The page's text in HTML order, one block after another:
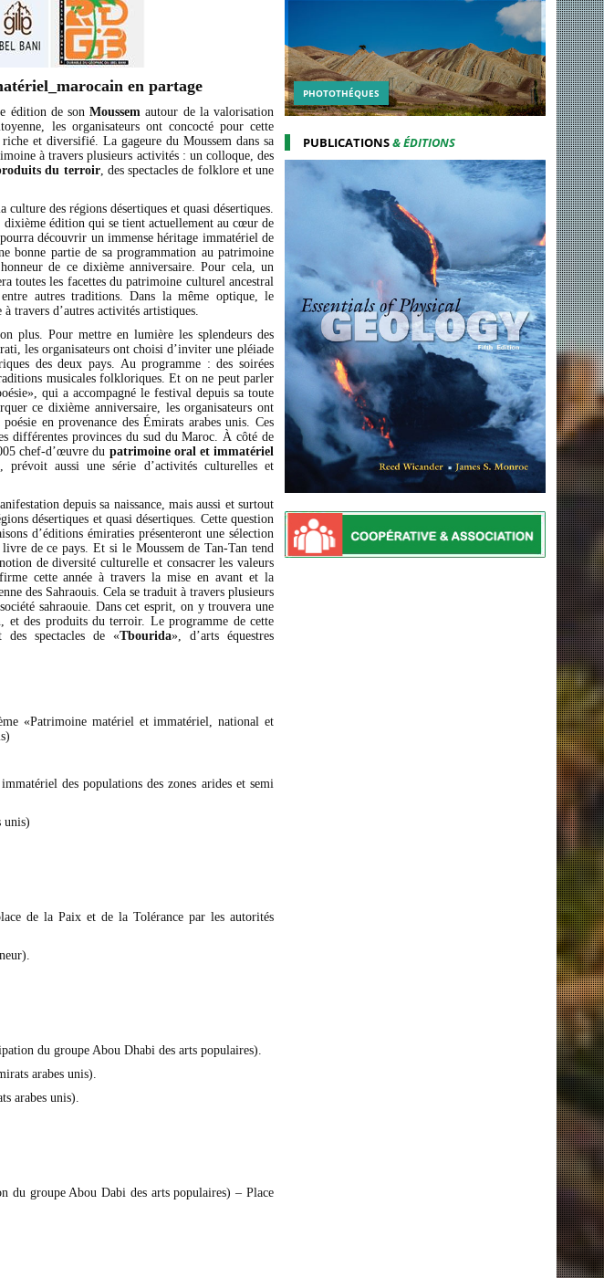
en partage
édition de sonMoussem autour de la valorisation
les organisateurs ont concocté pour cette
et diversifié. La gageure du Moussem dans sa
à travers plusieurs activités : un colloque, des
du terroir, des spectacles de folklore et une
la culture des régions désertiques et quasi désertiques.
dixième édition qui se tient actuellement au cœur de
découvrir un immense héritage immatériel de
bonne partie de sa programmation au patrimoine
de ce dixième anniversaire. Pour cela, un
toutes les facettes du patrimoine culturel ancestral
autres traditions. Dans la même optique, le
travers d’autres activités artistiques.
plus. Pour mettre en lumière les splendeurs des
les organisateurs ont choisi d’inviter une pléiade
des deux pays. Au programme : des soirées
musicales folkloriques. Et on ne peut parler
qui a accompagné le festival depuis sa toute
ce dixième anniversaire, les organisateurs ont
en provenance des Émirats arabes unis. Ces
différentes provinces du sud du Maroc. À côté de
chef-d’œuvre du patrimoine oral et immatériel
prévoit aussi une série d’activités culturelles et
depuis sa naissance, mais aussi et surtout
désertiques et quasi désertiques. Cette question
d’éditions émiraties présenteront une sélection
de ce pays. Et si le Moussem de Tan-Tan tend
de diversité culturelle et consacrer les valeurs
cette année à travers la mise en avant et la
des Sahraouis. Cela se traduit à travers plusieurs
sahraouie. Dans cet esprit, on y trouvera une
et des produits du terroir. Le programme de cette
des spectacles de «Tbourida», d’arts équestres
«Patrimoine matériel et immatériel, national et
des populations des zones arides et semi
unis)
de la Paix et de la Tolérance par les autorités
du groupe Abou Dhabi des arts populaires).
arabes unis).
arabes unis).
du groupe Abou Dabi des arts populaires) – Place
PHOTOTHÉQUES
PUBLICATIONS& ÉDITIONS